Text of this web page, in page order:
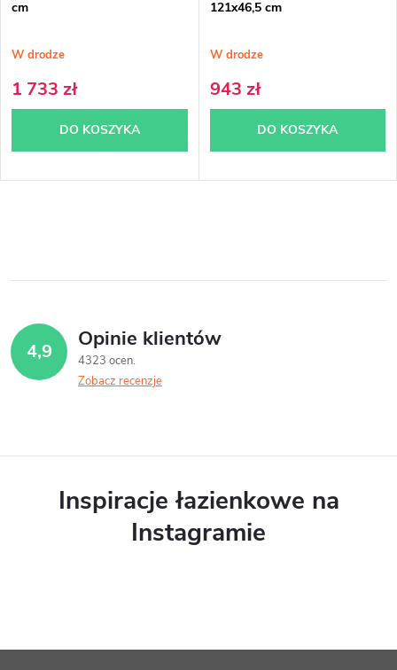
cm
W drodze
1 733 zł
DO KOSZYKA
121x46,5 cm
W drodze
943 zł
DO KOSZYKA
t
r
k
y
4,9 Opinie klientów
4323 ocen
Zobacz recenzje
Inspiracje łazienkowe na
Instagramie